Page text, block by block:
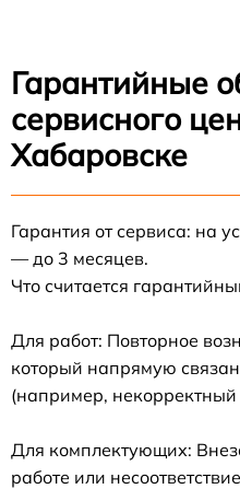
Гарантийные
сервисного
Хабаровске
Гарантия от сервиса: на
— до 3 месяцев.
Что считается
Для работ: Повторное
который напрямую
(например,
Для комплектующих:
работе или